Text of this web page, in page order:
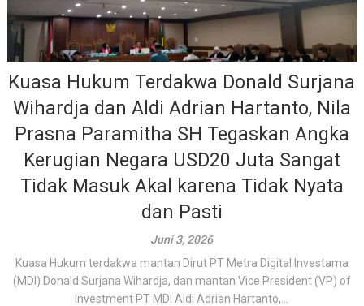
Kuasa Hukum Terdakwa Donald Surjana
Wihardja dan Aldi Adrian Hartanto, Nila
Prasna Paramitha SH Tegaskan Angka
Kerugian Negara USD20 Juta Sangat
Tidak Masuk Akal karena Tidak Nyata
dan Pasti
Juni 3, 2026
Kuasa Hukum terdakwa mantan Dirut PT Metra Digital Investama
(MDI) Donald Surjana Wihardja, dan mantan Vice President (VP) of
Investment PT MDI Aldi Adrian Hartanto,...